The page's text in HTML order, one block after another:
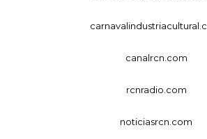
canalrcn.com
rcnradio.com
noticiasrcn.com